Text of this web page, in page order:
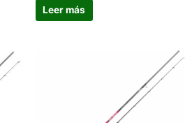
Leer más